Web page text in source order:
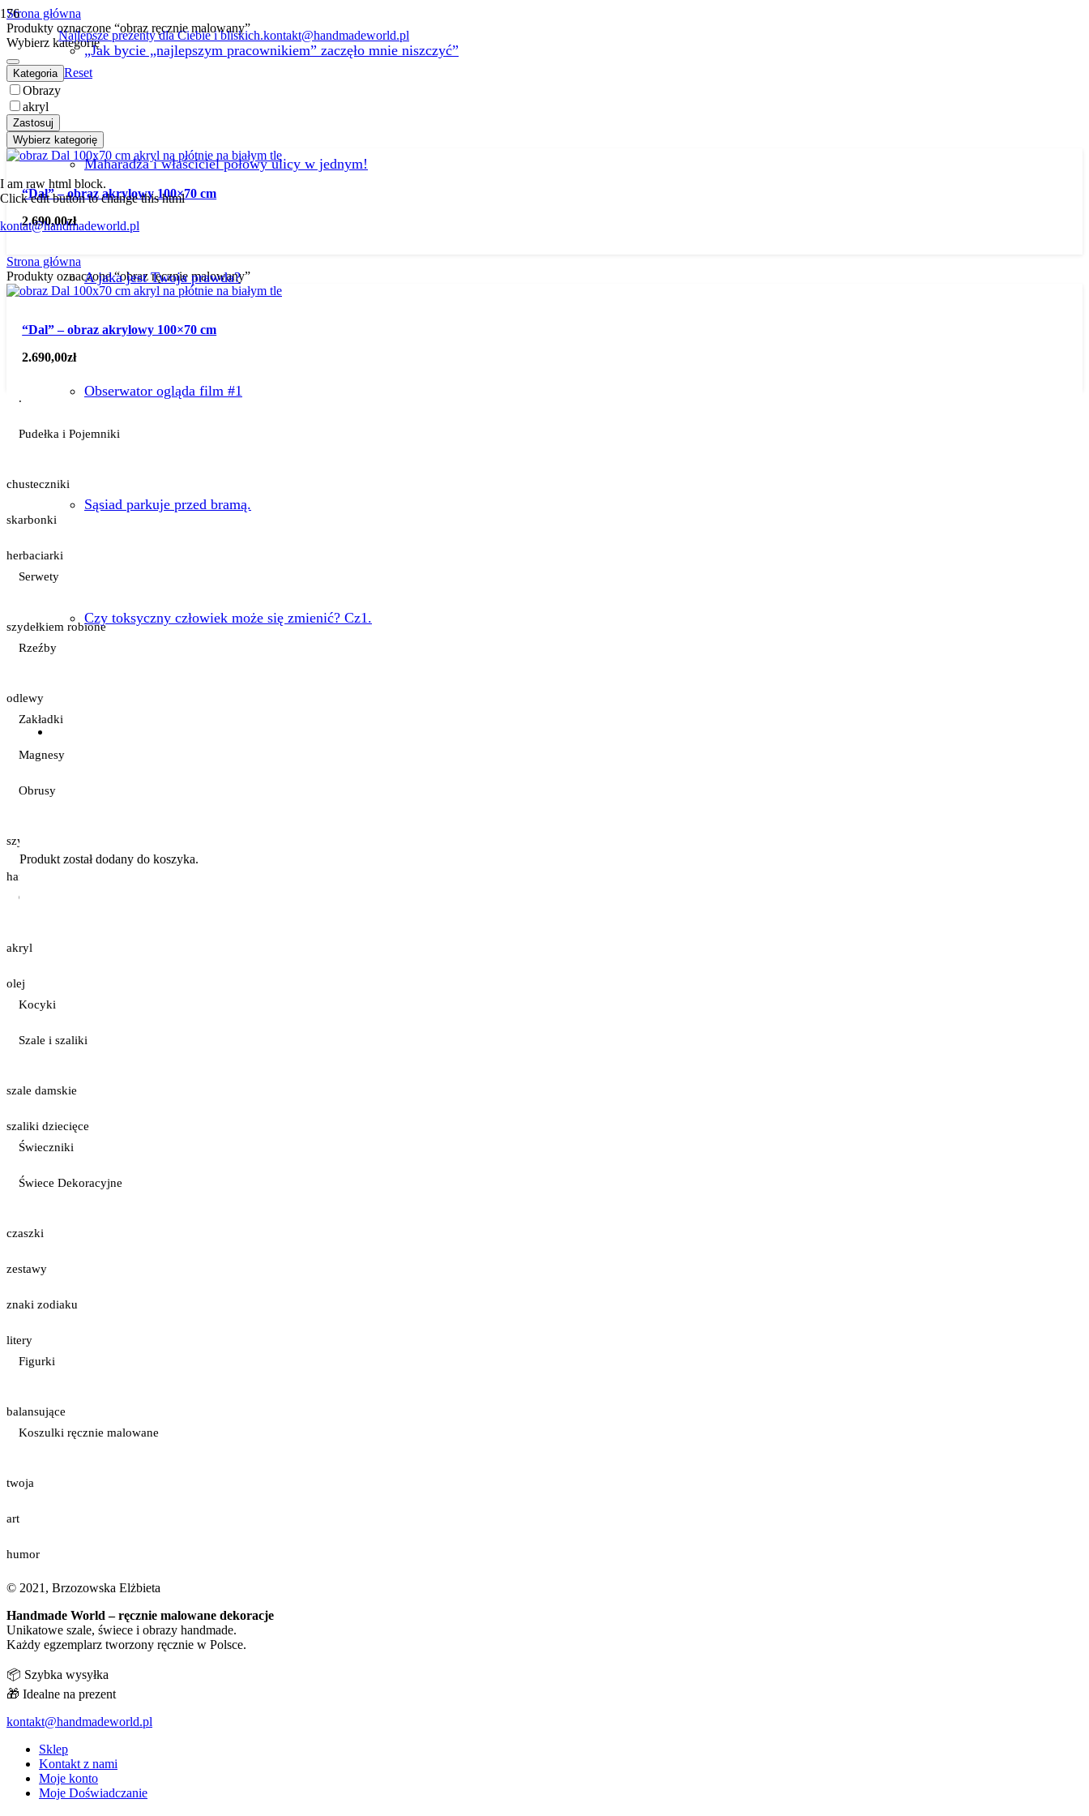
Najlepsze prezenty dla Ciebie i bliskich.kontakt@handmadeworld.pl
„Jak bycie „najlepszym pracownikiem” zaczęło mnie niszczyć”
Maharadża i właściciel połowy ulicy w jednym!
A jaka jest Twoja prawda?
Obserwator ogląda film #1
Sąsiad parkuje przed bramą.
Czy toksyczny człowiek może się zmienić? Cz1.
Produkt został dodany do koszyka.
I am raw html block.
Click edit button to change this html
kontat@handmadeworld.pl
Strona główna
Produkty oznaczone “obraz ręcznie malowany”
Wybierz kategorię
Kategoria Reset
Obrazy
akryl
Zastosuj
Wybierz kategorię
“Dal” – obraz akrylowy 100×70 cm
2.690,00zł
Strona główna
Produkty oznaczone “obraz ręcznie malowany”
“Dal” – obraz akrylowy 100×70 cm
2.690,00zł
.
Pudełka i Pojemniki
chusteczniki
skarbonki
herbaciarki
Serwety
szydełkiem robione
Rzeźby
odlewy
Zakładki
Magnesy
Obrusy
szydełkowe
haftowane
Obrazy
akryl
olej
Kocyki
Szale i szaliki
szale damskie
szaliki dziecięce
Świeczniki
Świece Dekoracyjne
czaszki
zestawy
znaki zodiaku
litery
Figurki
balansujące
Koszulki ręcznie malowane
twoja
art
humor
© 2021, Brzozowska Elżbieta
Handmade World – ręcznie malowane dekoracje
Unikatowe szale, świece i obrazy handmade.
Każdy egzemplarz tworzony ręcznie w Polsce.
📦 Szybka wysyłka
🎁 Idealne na prezent
kontakt@handmadeworld.pl
Sklep
Kontakt z nami
Moje konto
Moje Doświadczanie